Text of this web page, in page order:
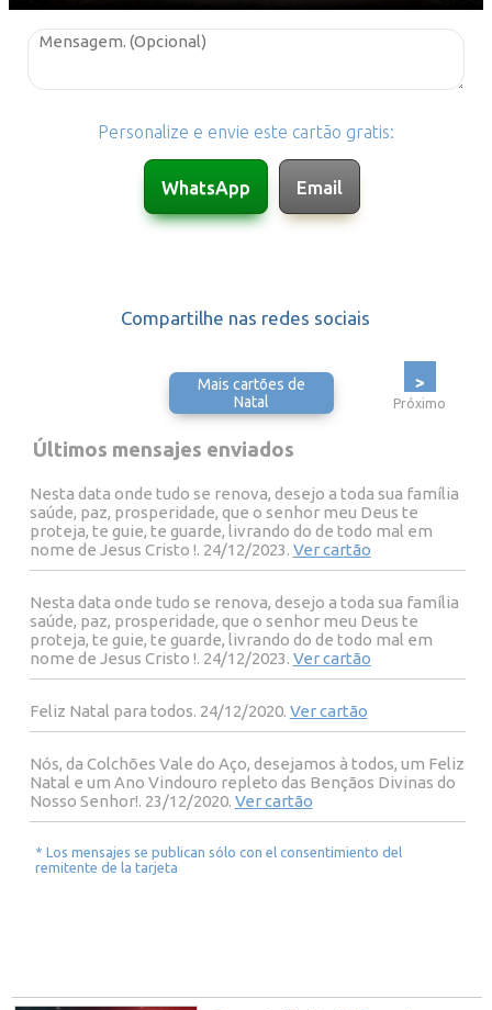
Personalize e envie este cartão gratis:
Compartilhe nas redes sociais
Mais cartões de
Natal
>
Próximo
Últimos mensajes enviados
Nesta data onde tudo se renova, desejo a toda sua família
saúde, paz, prosperidade, que o senhor meu Deus te
proteja, te guie, te guarde, livrando do de todo mal em
nome de Jesus Cristo !. 24/12/2023. Ver cartão
Nesta data onde tudo se renova, desejo a toda sua família
saúde, paz, prosperidade, que o senhor meu Deus te
proteja, te guie, te guarde, livrando do de todo mal em
nome de Jesus Cristo !. 24/12/2023. Ver cartão
Feliz Natal para todos. 24/12/2020. Ver cartão
Nós, da Colchões Vale do Aço, desejamos à todos, um Feliz
Natal e um Ano Vindouro repleto das Bençãos Divinas do
Nosso Senhor!. 23/12/2020. Ver cartão
* Los mensajes se publican sólo con el consentimiento del
remitente de la tarjeta